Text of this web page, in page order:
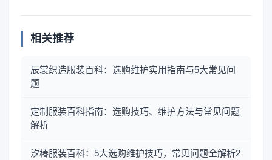
相关推荐
辰裳织造服装百科：选购维护实用指南与5大常见问
题
定制服装百科指南：选购技巧、维护方法与常见问题
解析
汐椿服装百科：5大选购维护技巧，常见问题全解析2